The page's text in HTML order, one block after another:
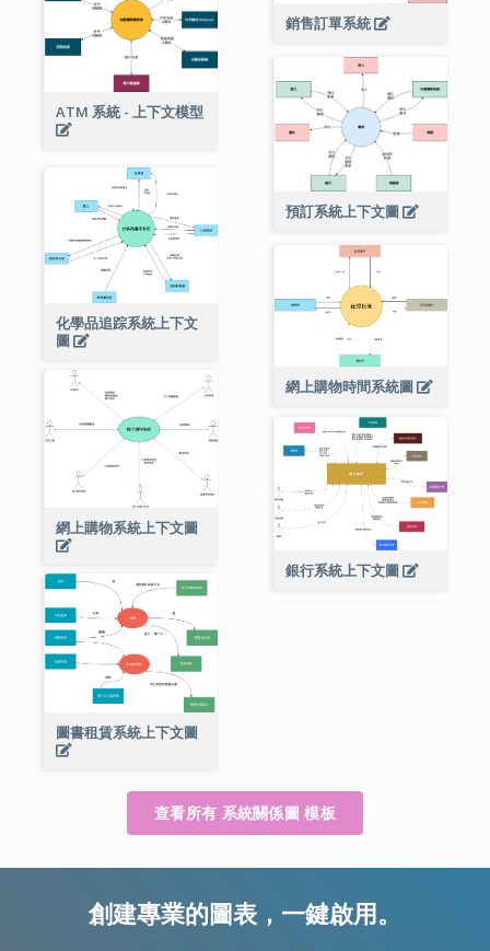
銷售訂單系統
ATM 系統 - 上下文模型
預訂系統上下文圖
化學品追踪系統上下文
圖
網上購物時間系統圖
網上購物系統上下文圖
銀行系統上下文圖
圖書租賃系統上下文圖
查看所有 系統關係圖 模板
創建專業的圖表，一鍵啟用。